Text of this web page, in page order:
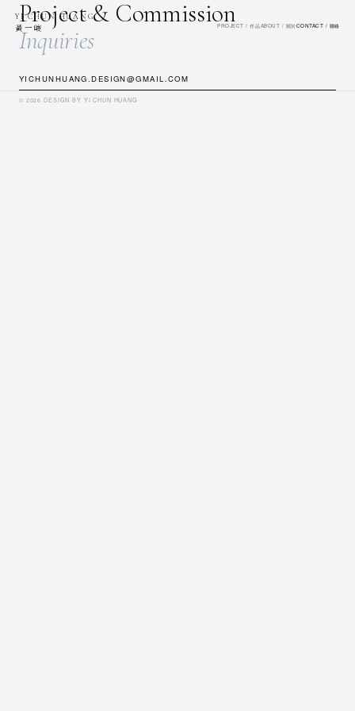
YI CHUN HUANG
黃一峻 PROJECT / 作品ABOUT / 關於CONTACT / 聯絡
Project & Commission
Inquiries
YICHUNHUANG.DESIGN@GMAIL.COM
© 2026 DESIGN BY YI CHUN HUANG